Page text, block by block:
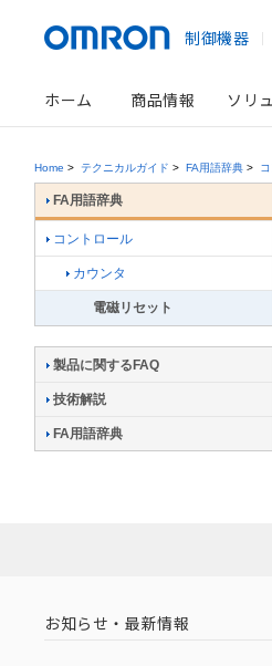
制御機器
ホーム 商品情報 ソリ
Home > テクニカルガイド > FA用語辞典 >
FA用語辞典
コントロール
カウンタ
電磁リセット
製品に関するFAQ
技術解説
FA用語辞典
お知らせ・最新情報